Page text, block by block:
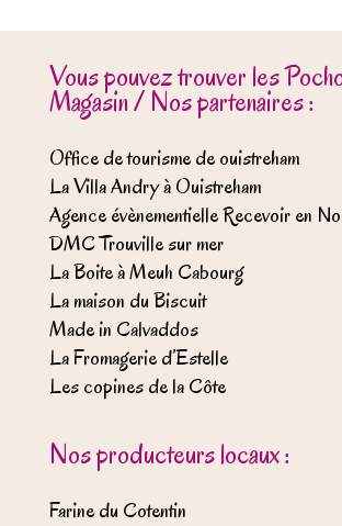
Vous pouvez trouver les
Magasin / Nos partenaires :
Office de tourisme de ouistreham
La Villa Andry à Ouistreham
Agence évènementielle Recevoir en
DMC Trouville sur mer
La Boite à Meuh Cabourg
La maison du Biscuit
Made in Calvaddos
La Fromagerie d’Estelle
Les copines de la Côte
Nos producteurs locaux :
Farine du Cotentin